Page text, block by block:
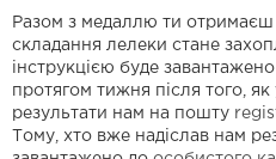
Разом з медаллю ти отримаєш
складання лелеки стане
інструкцією буде
протягом тижня після того, як
результати нам на пошту
Тому, хто вже надіслав нам